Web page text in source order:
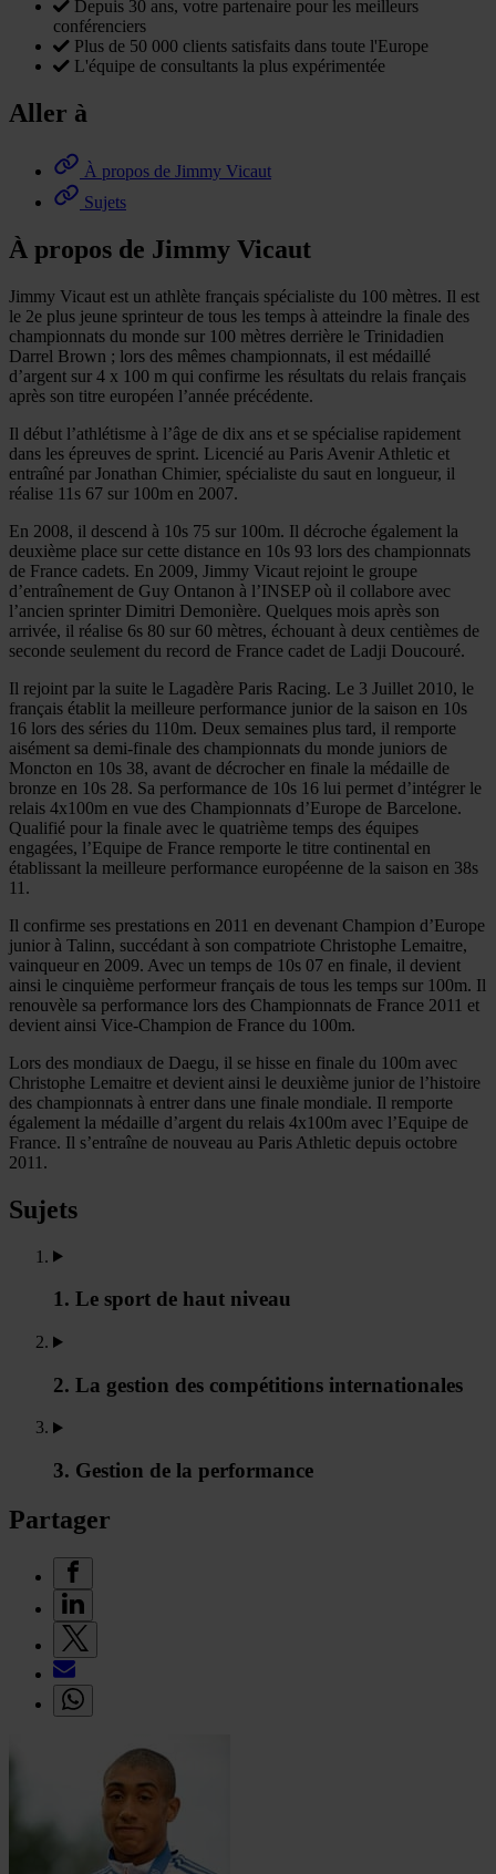
Depuis 30 ans, votre partenaire pour les meilleurs
conférenciers
Plus de 50 000 clients satisfaits dans toute l'Europe
L'équipe de consultants la plus expérimentée
Aller à
À propos de Jimmy Vicaut
Sujets
À propos de Jimmy Vicaut
Jimmy Vicaut est un athlète français spécialiste du 100 mètres. Il est
le 2e plus jeune sprinteur de tous les temps à atteindre la finale des
championnats du monde sur 100 mètres derrière le Trinidadien
Darrel Brown ; lors des mêmes championnats, il est médaillé
d’argent sur 4 x 100 m qui confirme les résultats du relais français
après son titre européen l’année précédente.
Il début l’athlétisme à l’âge de dix ans et se spécialise rapidement
dans les épreuves de sprint. Licencié au Paris Avenir Athletic et
entraîné par Jonathan Chimier, spécialiste du saut en longueur, il
réalise 11s 67 sur 100m en 2007.
En 2008, il descend à 10s 75 sur 100m. Il décroche également la
deuxième place sur cette distance en 10s 93 lors des championnats
de France cadets. En 2009, Jimmy Vicaut rejoint le groupe
d’entraînement de Guy Ontanon à l’INSEP où il collabore avec
l’ancien sprinter Dimitri Demonière. Quelques mois après son
arrivée, il réalise 6s 80 sur 60 mètres, échouant à deux centièmes de
seconde seulement du record de France cadet de Ladji Doucouré.
Il rejoint par la suite le Lagadère Paris Racing. Le 3 Juillet 2010, le
français établit la meilleure performance junior de la saison en 10s
16 lors des séries du 110m. Deux semaines plus tard, il remporte
aisément sa demi-finale des championnats du monde juniors de
Moncton en 10s 38, avant de décrocher en finale la médaille de
bronze en 10s 28. Sa performance de 10s 16 lui permet d’intégrer le
relais 4x100m en vue des Championnats d’Europe de Barcelone.
Qualifié pour la finale avec le quatrième temps des équipes
engagées, l’Equipe de France remporte le titre continental en
établissant la meilleure performance européenne de la saison en 38s
11.
Il confirme ses prestations en 2011 en devenant Champion d’Europe
junior à Talinn, succédant à son compatriote Christophe Lemaitre,
vainqueur en 2009. Avec un temps de 10s 07 en finale, il devient
ainsi le cinquième performeur français de tous les temps sur 100m. Il
renouvèle sa performance lors des Championnats de France 2011 et
devient ainsi Vice-Champion de France du 100m.
Lors des mondiaux de Daegu, il se hisse en finale du 100m avec
Christophe Lemaitre et devient ainsi le deuxième junior de l’histoire
des championnats à entrer dans une finale mondiale. Il remporte
également la médaille d’argent du relais 4x100m avec l’Equipe de
France. Il s’entraîne de nouveau au Paris Athletic depuis octobre
2011.
Sujets
1. Le sport de haut niveau
2. La gestion des compétitions internationales
3. Gestion de la performance
Partager